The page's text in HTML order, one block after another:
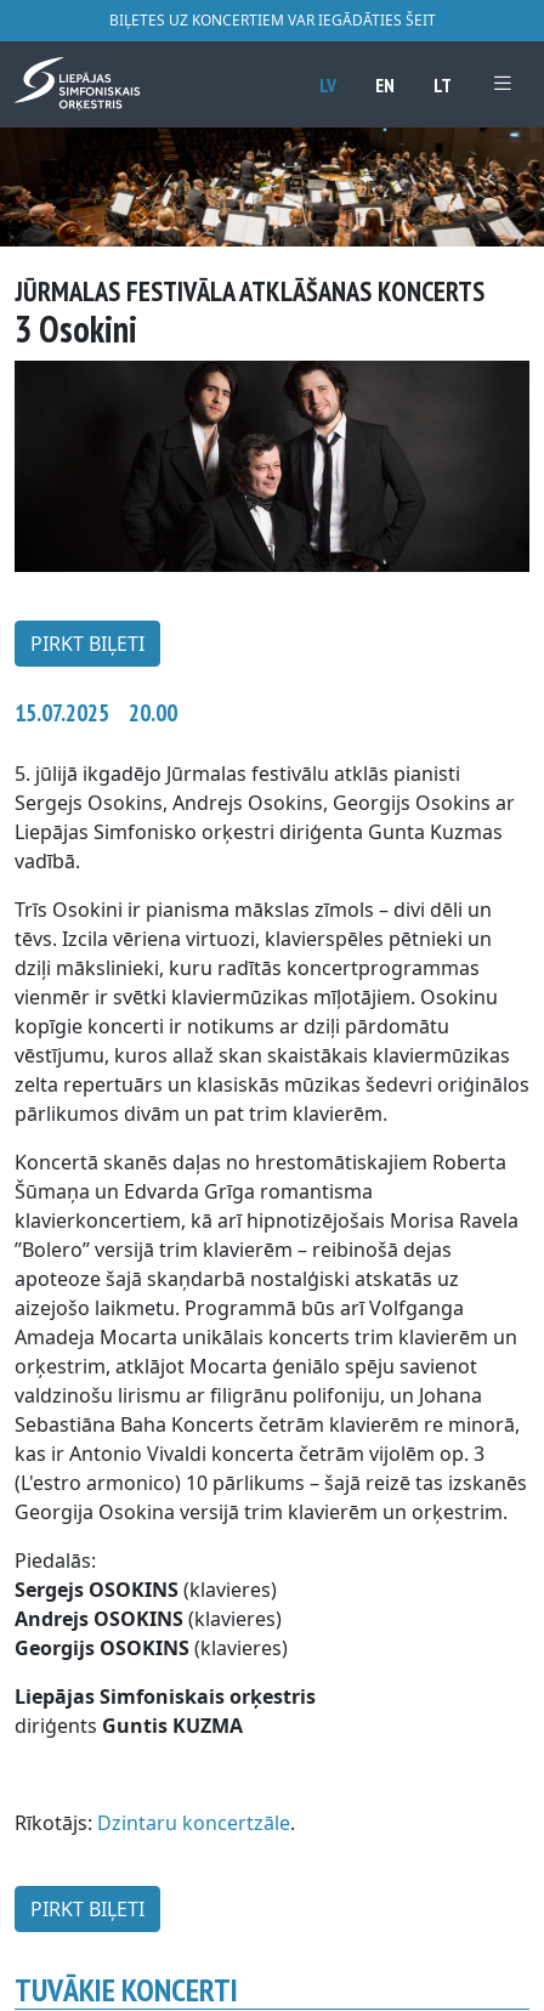
BIĻETES UZ KONCERTIEM VAR IEGĀDĀTIES ŠEIT
LV EN LT
JŪRMALAS FESTIVĀLA ATKLĀŠANAS KONCERTS
3 Osokini
PIRKT BIĻETI
15.07.2025 20.00
5. jūlijā ikgadējo Jūrmalas festivālu atklās pianisti
Sergejs Osokins, Andrejs Osokins, Georgijs Osokins ar
Liepājas Simfonisko orķestri diriģenta Gunta Kuzmas
vadībā.
Trīs Osokini ir pianisma mākslas zīmols – divi dēli un
tēvs. Izcila vēriena virtuozi, klavierspēles pētnieki un
dziļi mākslinieki, kuru radītās koncertprogrammas
vienmēr ir svētki klaviermūzikas mīļotājiem. Osokinu
kopīgie koncerti ir notikums ar dziļi pārdomātu
vēstījumu, kuros allaž skan skaistākais klaviermūzikas
zelta repertuārs un klasiskās mūzikas šedevri oriģinālos
pārlikumos divām un pat trim klavierēm.
Koncertā skanēs daļas no hrestomātiskajiem Roberta
Šūmaņa un Edvarda Grīga romantisma
klavierkoncertiem, kā arī hipnotizējošais Morisa Ravela
’’Bolero’’ versijā trim klavierēm – reibinošā dejas
apoteoze šajā skaņdarbā nostalģiski atskatās uz
aizejošo laikmetu. Programmā būs arī Volfganga
Amadeja Mocarta unikālais koncerts trim klavierēm un
orķestrim, atklājot Mocarta ģeniālo spēju savienot
valdzinošu lirismu ar filigrānu polifoniju, un Johana
Sebastiāna Baha Koncerts četrām klavierēm re minorā,
kas ir Antonio Vivaldi koncerta četrām vijolēm op. 3
(L'estro armonico) 10 pārlikums – šajā reizē tas izskanēs
Georgija Osokina versijā trim klavierēm un orķestrim.
Piedalās:
Sergejs OSOKINS(klavieres)
Andrejs OSOKINS(klavieres)
Georgijs OSOKINS(klavieres)
Liepājas Simfoniskais orķestris
diriģents Guntis KUZMA
Rīkotājs: Dzintaru koncertzāle.
PIRKT BIĻETI
TUVĀKIE KONCERTI